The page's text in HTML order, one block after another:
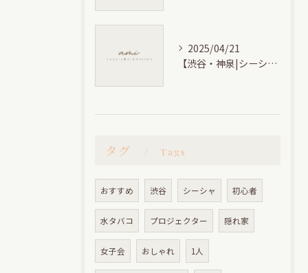
2025/04/21
【渋谷・神泉|シーシャ】◯◯の夜にのみ蒸留されるスペイン産のお酒〝ALKKEMIST（アルケミスト）〟をご紹介！
タグ Tags
おすすめ 渋谷 シーシャ 初心者
水タバコ プロジェクター 隠れ家
女子会 おしゃれ 1人